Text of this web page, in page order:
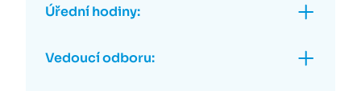
Úřední hodiny:
Vedoucí odboru: